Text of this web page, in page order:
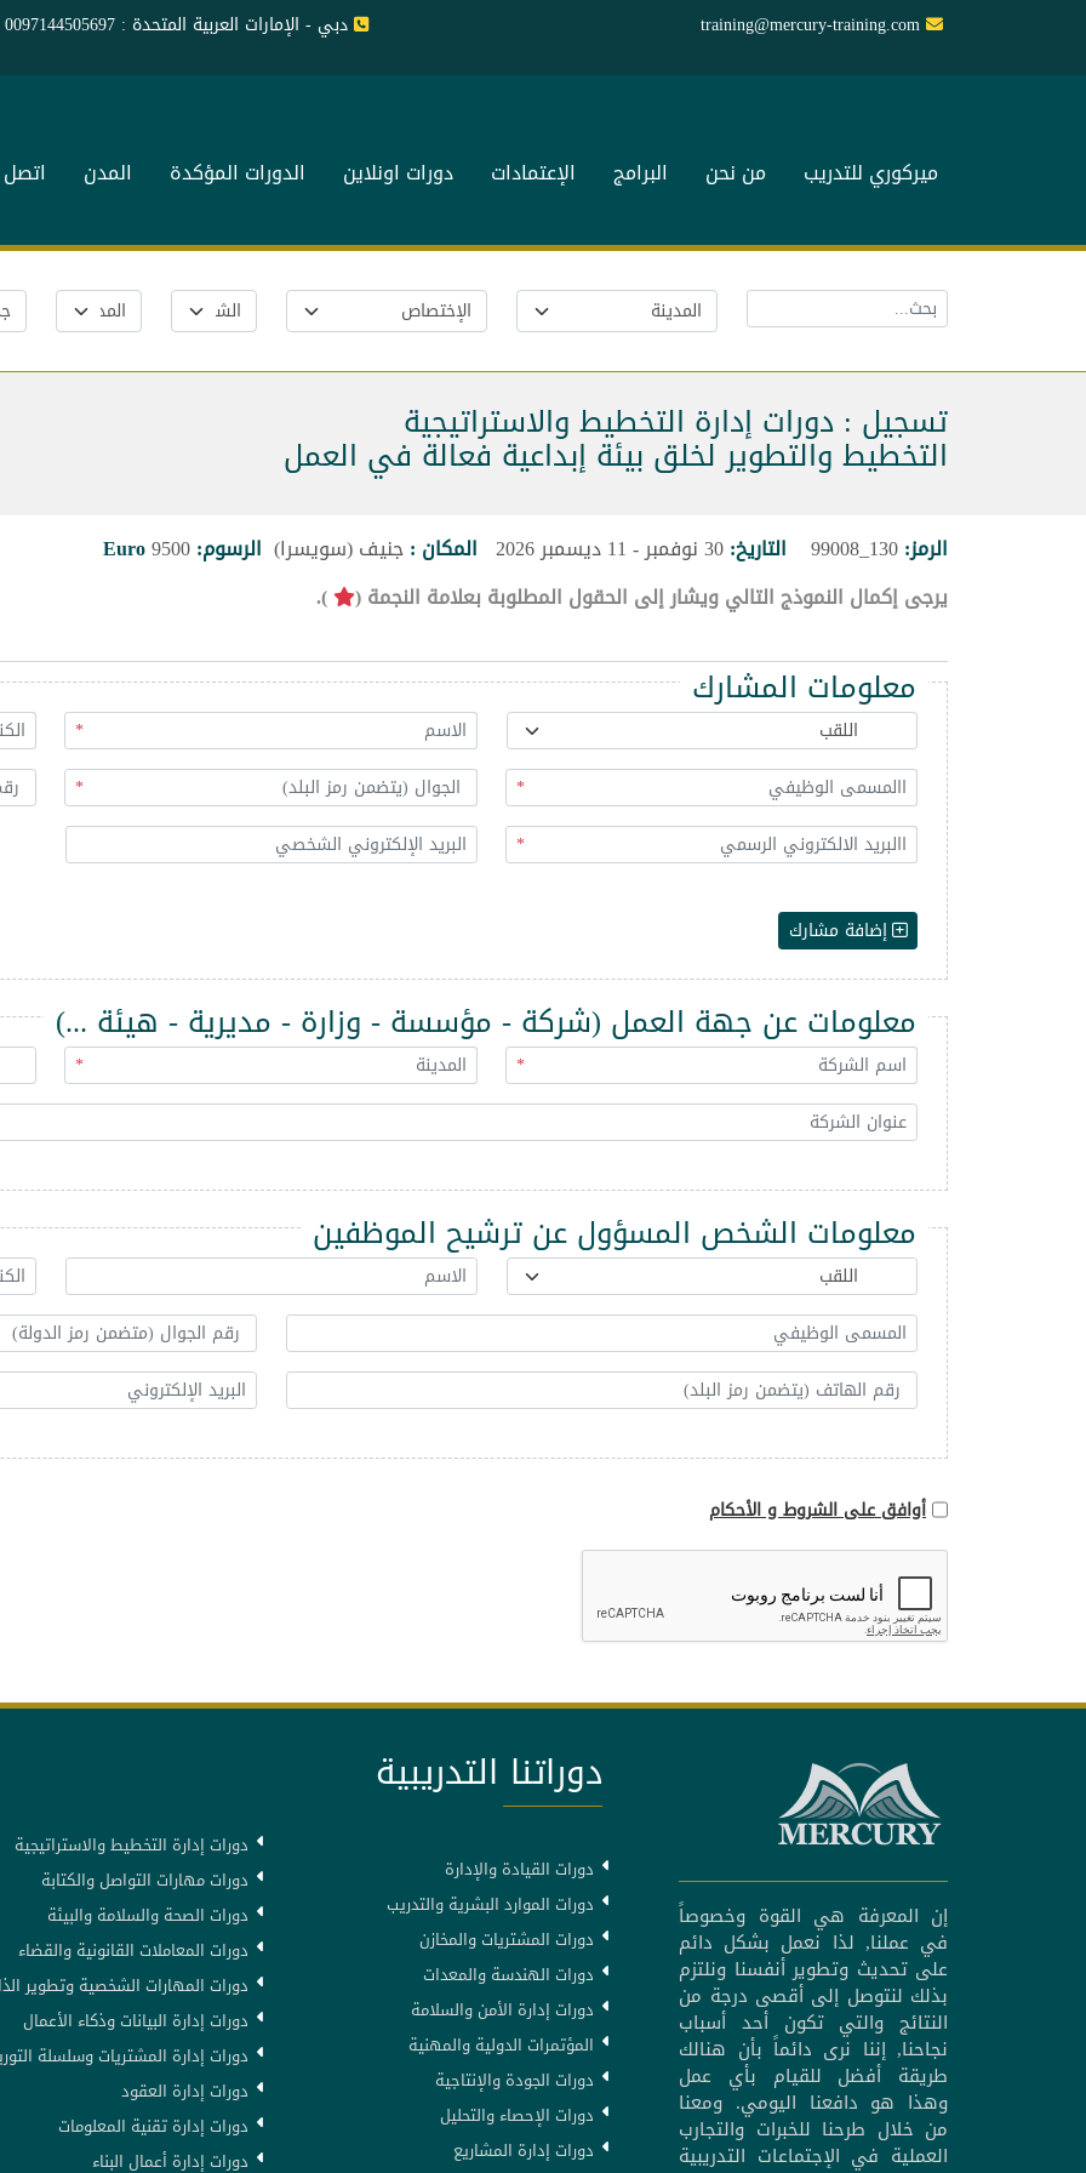
training@mercury-training.com دبي - الإمارات العربية المتحدة : 0097144505697
ميركوري للتدريب من نحن البرامج الإعتمادات دورات اونلاين الدورات المؤكدة المدن اتصل
تسجيل : دورات إدارة التخطيط والاستراتيجية
التخطيط والتطوير لخلق بيئة إبداعية فعالة في العمل
الرمز: التاريخ: المكان :جنيف (سويسرا) الرسوم:9500
Euro
يرجى إكمال النموذج التالي ويشار إلى الحقول المطلوبة بعلامة النجمة (
).
معلومات المشارك
*
*
*
*
إضافة مشارك
معلومات عن جهة العمل (شركة - مؤسسة - وزارة - مديرية - هيئة ...)
*
*
معلومات الشخص المسؤول عن ترشيح الموظفين
أوافق على الشروط و الأحكام
إن المعرفة هي القوة وخصوصاً
في عملنا, لذا نعمل بشكل دائم
على تحديث وتطوير أنفسنا ونلتزم
بذلك لنتوصل إلى أقصى درجة من
النتائج والتي تكون أحد أسباب
نجاحنا, إننا نرى دائماً بأن هنالك
طريقة أفضل للقيام بأي عمل
وهذا هو دافعنا اليومي. ومعنا
من خلال طرحنا للخبرات والتجارب
العملية في الإجتماعات التدريبية
دوراتنا التدريبية
دورات القيادة والإدارة
دورات الموارد البشرية والتدريب
دورات المشتريات والمخازن
دورات الهندسة والمعدات
دورات إدارة الأمن والسلامة
المؤتمرات الدولية والمهنية
دورات الجودة والإنتاجية
دورات الإحصاء والتحليل
دورات إدارة المشاريع
دورات إدارة التخطيط والاستراتيجية
دورات مهارات التواصل والكتابة
دورات الصحة والسلامة والبيئة
دورات المعاملات القانونية والقضاء
دورات المهارات الشخصية وتطوير
دورات إدارة البيانات وذكاء الأعمال
دورات إدارة المشتريات وسلسلة
دورات إدارة العقود
دورات إدارة تقنية المعلومات
دورات إدارة أعمال البناء